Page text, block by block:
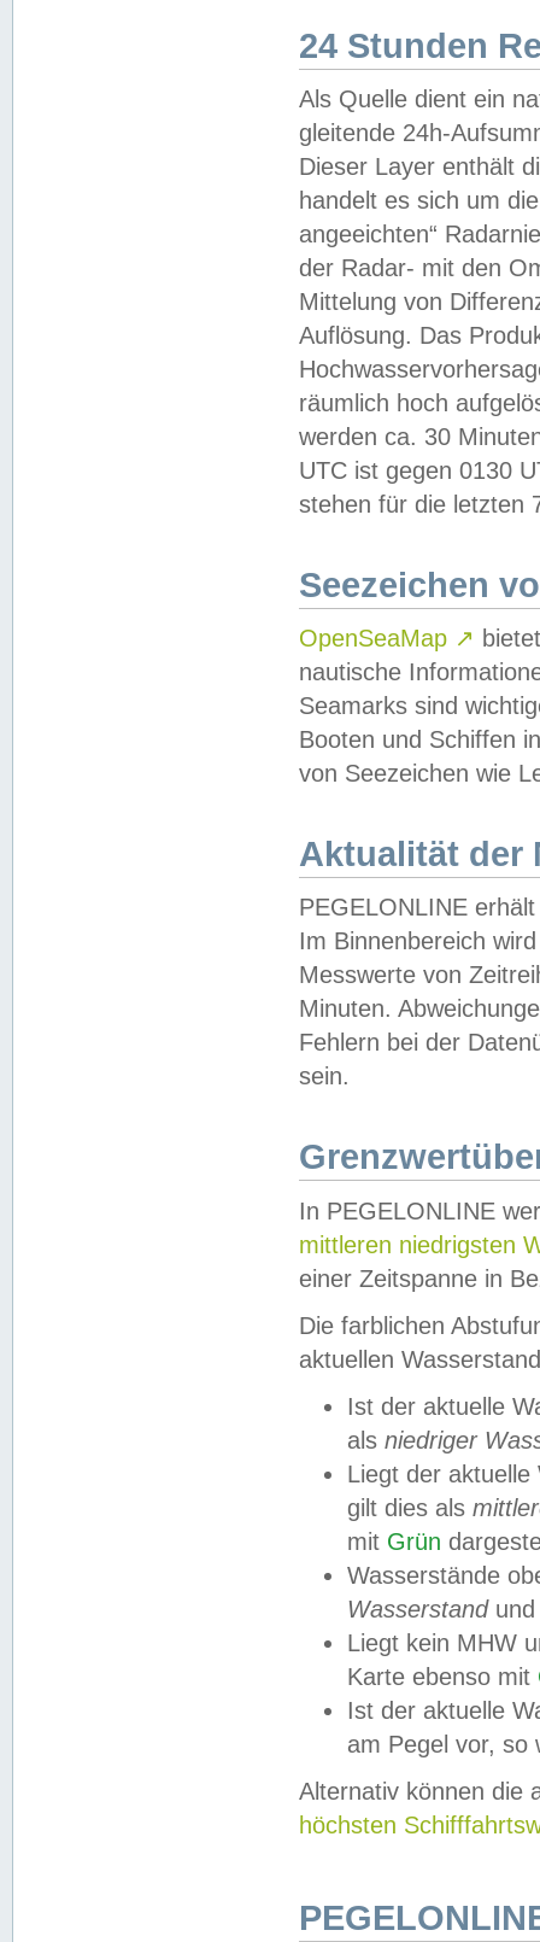
24 Stunden
Als Quelle dient ein
gleitende 24h-
Dieser Layer enthält
handelt es sich um
angeeichten“
der Radar- mit den
Mittelung von
Auflösung. Das
räumlich hoch
werden ca. 30
UTC ist gegen 0130
stehen für die letzten
Seezeichen
OpenSeaMap ↗
nautische
Seamarks sind
Booten und Schiffen
von Seezeichen wie
Aktualität der
PEGELONLINE
Im Binnenbereich
Messwerte von
Minuten.
Fehlern bei der
sein.
In PEGELONLINE
mittleren niedrigsten
einer Zeitspanne in
Die farblichen
aktuellen
Ist der aktuelle
als niedriger
Liegt der
gilt dies als
mit Grün
Wasserstände
Wasserstandund
Liegt kein MHW
Karte ebenso mit
Ist der aktuelle
am Pegel vor,
Alternativ können die
höchsten